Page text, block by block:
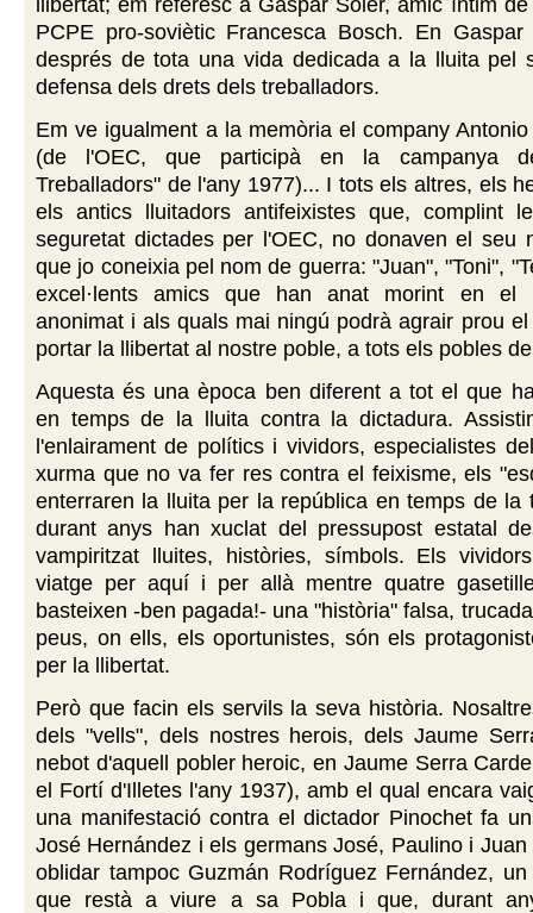
PCPE pro-soviètic Francesca Bosch. En
després de tota una vida dedicada a la lluita pel
defensa dels drets dels treballadors.
Em ve igualment a la memòria el company
(de l'OEC, que participà en la campanya
Treballadors" de l'any 1977)... I tots els altres, els
els antics lluitadors antifeixistes que, complint
seguretat dictades per l'OEC, no donaven el seu
que jo coneixia pel nom de guerra: "Juan", "Toni",
excel·lents amics que han anat morint en el
anonimat i als quals mai ningú podrà agrair prou
portar la llibertat al nostre poble, a tots els pobles
Aquesta és una època ben diferent a tot el que
en temps de la lluita contra la dictadura.
l'enlairament de polítics i vividors, especialistes
xurma que no va fer res contra el feixisme, els
enterraren la lluita per la república en temps de la
durant anys han xuclat del pressupost estatal
vampiritzat lluites, històries, símbols. Els
viatge per aquí i per allà mentre quatre
basteixen -ben pagada!- una "història" falsa,
peus, on ells, els oportunistes, són els
per la llibertat.
Però que facin els servils la seva història.
dels "vells", dels nostres herois, dels Jaume
nebot d'aquell pobler heroic, en Jaume Serra
el Fortí d'Illetes l'any 1937), amb el qual encara
una manifestació contra el dictador Pinochet fa
José Hernández i els germans José, Paulino i
oblidar tampoc Guzmán Rodríguez Fernández,
que restà a viure a sa Pobla i que, durant